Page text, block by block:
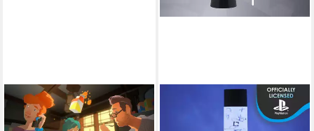
SKYBOUND GAMES
Goodnight Universe -
Dekolicht PlayStation Glitzer